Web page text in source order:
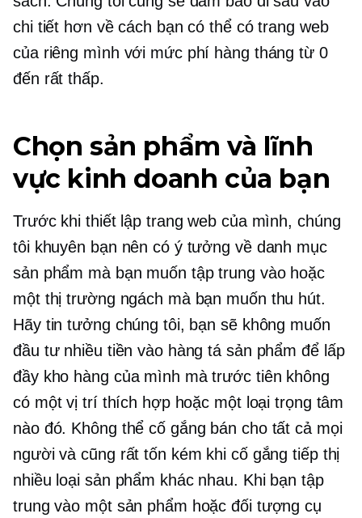
chi tiết hơn về cách bạn có thể có trang web
của riêng mình với mức phí hàng tháng từ 0
đến rất thấp.
Chọn sản phẩm và lĩnh
vực kinh doanh của bạn
Trước khi thiết lập trang web của mình, chúng
tôi khuyên bạn nên có ý tưởng về danh mục
sản phẩm mà bạn muốn tập trung vào hoặc
một thị trường ngách mà bạn muốn thu hút.
Hãy tin tưởng chúng tôi, bạn sẽ không muốn
đầu tư nhiều tiền vào hàng tá sản phẩm để lấp
đầy kho hàng của mình mà trước tiên không
có một vị trí thích hợp hoặc một loại trọng tâm
nào đó. Không thể cố gắng bán cho tất cả mọi
người và cũng rất tốn kém khi cố gắng tiếp thị
nhiều loại sản phẩm khác nhau. Khi bạn tập
trung vào một sản phẩm hoặc đối tượng cụ